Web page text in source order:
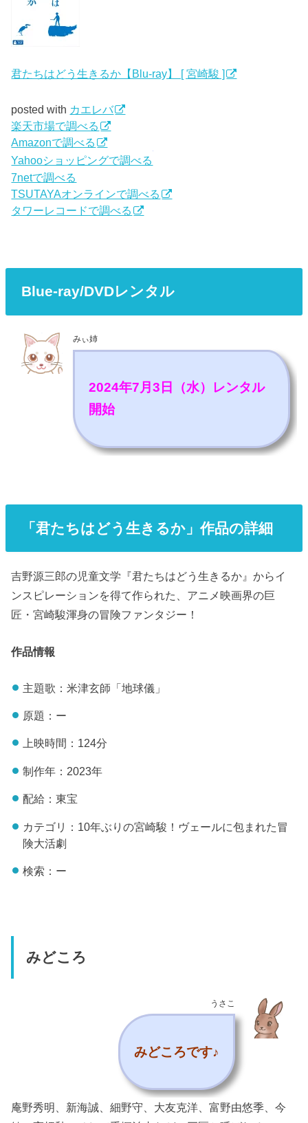
君たちはどう生きるか【Blu-ray】 [ 宮崎駿 ]
posted with カエレバ
楽天市場で調べる
Amazonで調べる
Yahooショッピングで調べる
7netで調べる
TSUTAYAオンラインで調べる
タワーレコードで調べる
Blue-ray/DVDレンタル
みぃ姉
2024年7月3日（水）レンタル
開始
「君たちはどう生きるか」作品の詳細
吉野源三郎の児童文学『君たちはどう生きるか』からイ
ンスピレーションを得て作られた、アニメ映画界の巨
匠・宮崎駿渾身の冒険ファンタジー！
作品情報
主題歌：米津玄師「地球儀」
原題：ー
上映時間：124分
制作年：2023年
配給：東宝
カテゴリ：10年ぶりの宮崎駿！ヴェールに包まれた冒
険大活劇
検索：ー
みどころ
うさこ
みどころです♪
庵野秀明、新海誠、細野守、大友克洋、富野由悠季、今